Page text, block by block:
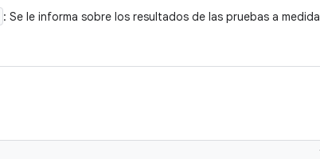
: Se le informa sobre los resultados de las pruebas a medida